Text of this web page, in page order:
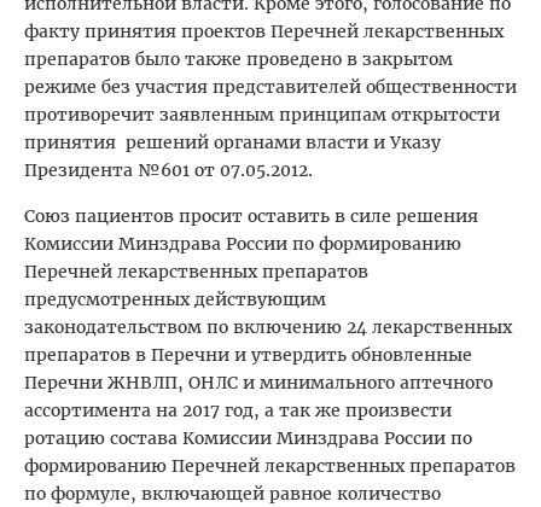
факту принятия проектов Перечней лекарственных
препаратов было также проведено в закрытом
режиме без участия представителей общественности
противоречит заявленным принципам открытости
принятия решений органами власти и Указу
Президента №601 от 07.05.2012.
Союз пациентов просит оставить в силе решения
Комиссии Минздрава России по формированию
Перечней лекарственных препаратов
предусмотренных действующим
законодательством по включению 24 лекарственных
препаратов в Перечни и утвердить обновленные
Перечни ЖНВЛП, ОНЛС и минимального аптечного
ассортимента на 2017 год, а так же произвести
ротацию состава Комиссии Минздрава России по
формированию Перечней лекарственных препаратов
по формуле, включающей равное количество